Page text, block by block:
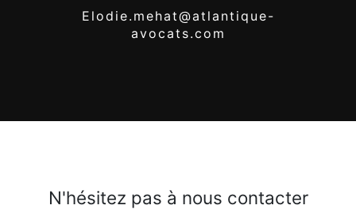
elodie.mehat@atlantique-
avocats.com
N'hésitez pas à nous contacter